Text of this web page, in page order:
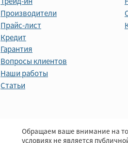
Производители
Прайс-лист
Кредит
Гарантия
Вопросы клиентов
Наши работы
Статьи
Обращаем ваше внимание на
условиях не является